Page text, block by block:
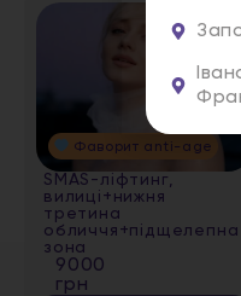
Фаворит anti-age
SMAS-ліфтинг,
вилиці+нижня
третина
обличчя+підщелепна
зона
9000
грн